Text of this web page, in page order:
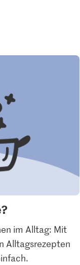
im Alltag: Mit
Alltagsrezepten